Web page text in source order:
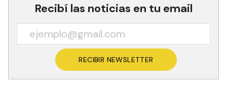
Recibí las noticias en tu email
RECIBIR NEWSLETTER